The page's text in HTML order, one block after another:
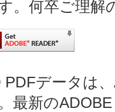
。何卒ご理解
PDFデータは
最新の